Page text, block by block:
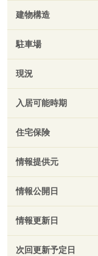
建物構造
駐車場
現況
入居可能時期
住宅保険
情報提供元
情報公開日
情報更新日
次回更新予定日